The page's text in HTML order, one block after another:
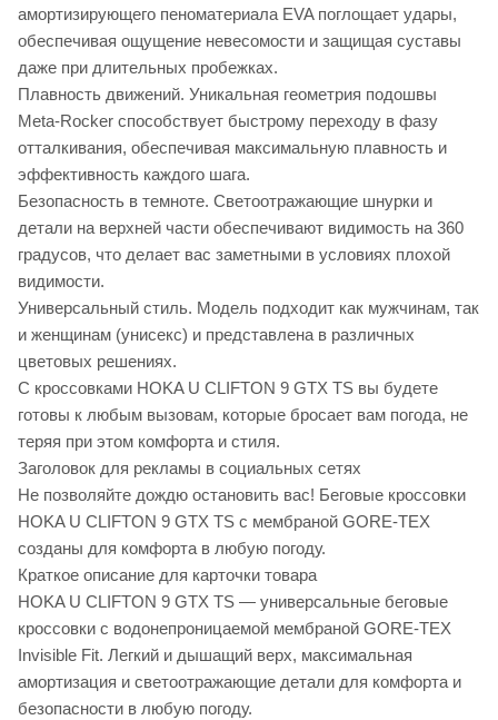
амортизирующего пеноматериала EVA поглощает удары,
обеспечивая ощущение невесомости и защищая суставы
даже при длительных пробежках.
Плавность движений. Уникальная геометрия подошвы
Meta-Rocker способствует быстрому переходу в фазу
отталкивания, обеспечивая максимальную плавность и
эффективность каждого шага.
Безопасность в темноте. Светоотражающие шнурки и
детали на верхней части обеспечивают видимость на 360
градусов, что делает вас заметными в условиях плохой
видимости.
Универсальный стиль. Модель подходит как мужчинам, так
и женщинам (унисекс) и представлена в различных
цветовых решениях.
С кроссовками HOKA U CLIFTON 9 GTX TS вы будете
готовы к любым вызовам, которые бросает вам погода, не
теряя при этом комфорта и стиля.
Заголовок для рекламы в социальных сетях
Не позволяйте дождю остановить вас! Беговые кроссовки
HOKA U CLIFTON 9 GTX TS с мембраной GORE-TEX
созданы для комфорта в любую погоду.
Краткое описание для карточки товара
HOKA U CLIFTON 9 GTX TS — универсальные беговые
кроссовки с водонепроницаемой мембраной GORE-TEX
Invisible Fit. Легкий и дышащий верх, максимальная
амортизация и светоотражающие детали для комфорта и
безопасности в любую погоду.